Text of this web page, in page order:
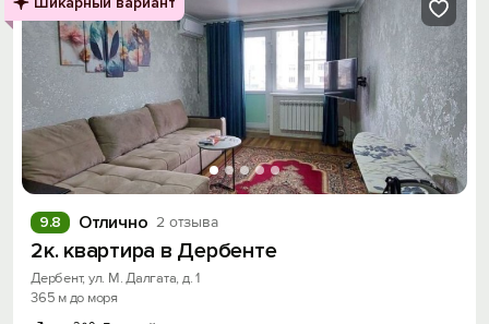
Отлично 2 отзыва
9.8
2к. квартира в Дербенте
Дербент, ул. М. Далгата, д. 1
365 м до моря